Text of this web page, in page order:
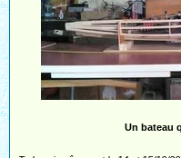
Un bateau